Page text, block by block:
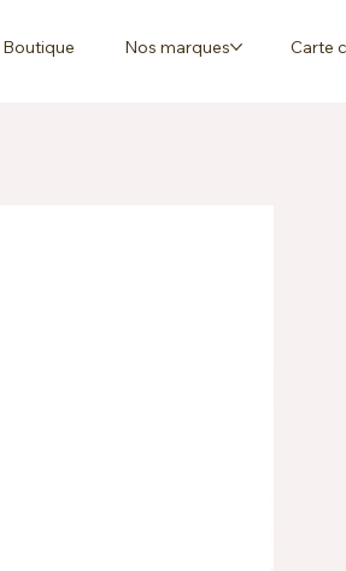
Boutique Nos marques Carte